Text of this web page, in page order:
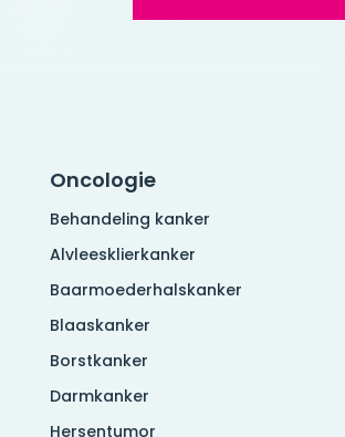
Oncologie
Behandeling kanker
Alvleesklierkanker
Baarmoederhalskanker
Blaaskanker
Borstkanker
Darmkanker
Hersentumor